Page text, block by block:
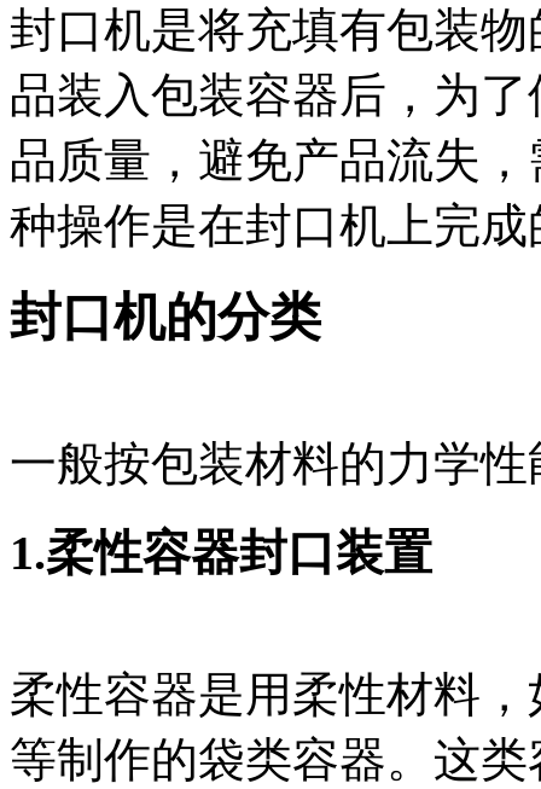
封口机是将充填有包装
品装入包装容器后，为
品质量，避免产品流失
种操作是在封口机上完成
封口机的分类
一般按包装材料的力学
1.柔性容器封口装置
柔性容器是用柔性材料
等制作的袋类容器。这